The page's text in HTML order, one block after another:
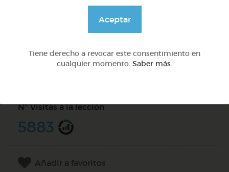
@Webparaelespanol
Compartir en
Nº Visitas a la lección
5883
Añadir a favoritos
Aceptar
Tiene derecho a revocar este consentimiento en
cualquier momento. Saber más.